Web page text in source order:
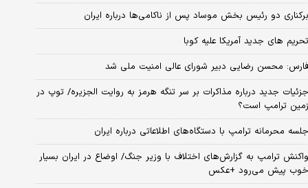
برکناری دو رئیس بخش موساد پس از ناکامی‌ها درباره ایران
تحریم های جدید آمریکا علیه کوبا
فارس: محسن رضایی دبیر شورای عالی امنیت ملی شد
جزئیات جدید درباره مذاکرات بر سر تنگه هرمز به روایت الجزیره/ توپ در
زمین ترامپ است؟
جلسه محرمانه ترامپ با دستگاه‌های اطلاعاتی درباره ایران
واکنش ترامپ به گزارش‌های اختلاف با وزیر جنگ/ اوضاع در ایران بسیار
خوب پیش می‌رود +عکس